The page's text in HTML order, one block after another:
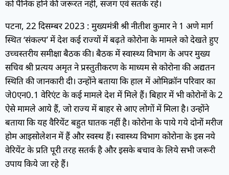
को पैनिक होने की जरूरत नहीं, सजग एवं सतर्क रहें।
पटना, 22 दिसम्बर 2023 : मुख्यमंत्री श्री नीतीश कुमार ने 1 अणे मार्ग
स्थित ‘संकल्प’ में देश कई राज्यों में बढ़ते कोरोना के मामले को देखते हुए
उच्चस्तरीय समीक्षा बैठक की। बैठक में स्वास्थ्य विभाग के अपर मुख्य
सचिव श्री प्रत्यय अमृत ने प्रस्तुतीकरण के माध्यम से कोरोना की अद्यतन
स्थिति की जानकारी दी। उन्होंने बताया कि हाल में ओमिक्रॉन परिवार का
जे0एन0.1 वेरिएंट के कई मामले देश में मिले हैं। बिहार में भी कोरोनों के 2
ऐसे मामले आये हैं, जो राज्य में बाहर से आए लोगों में मिला है। उन्होंने
बताया कि यह वैरियेंट बहुत घातक नहीं है। कोरोना के पाये गये दोनों मरीज
होम आइसोलेशन में हैं और स्वस्थ हैं। स्वास्थ्य विभाग कोरोना के इस नये
वेरियेंट के प्रति पूरी तरह सतर्क है और इसके बचाव के लिये सभी जरूरी
उपाय किये जा रहे हैं।